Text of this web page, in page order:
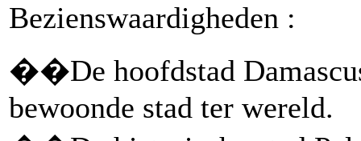
Bezienswaardigheden :
��De hoofdstad
bewoonde stad ter wereld.